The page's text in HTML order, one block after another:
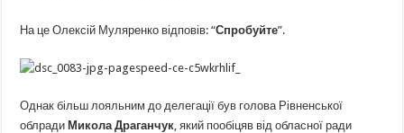
На це Олексій Муляренко відповів: “Спробуйте”.
Однак більш лояльним до делегації був голова Рівненської
облради Микола Драганчук , який пообіцяв від обласної ради